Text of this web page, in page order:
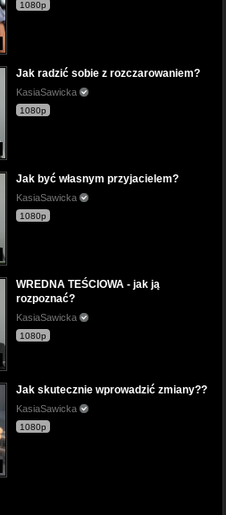
1080p
Jak radzić sobie z rozczarowaniem?
KasiaSawicka
1080p
Jak być własnym przyjacielem?
KasiaSawicka
1080p
WREDNA TEŚCIOWA - jak ją
rozpoznać?
KasiaSawicka
1080p
Jak skutecznie wprowadzić zmiany??
KasiaSawicka
1080p